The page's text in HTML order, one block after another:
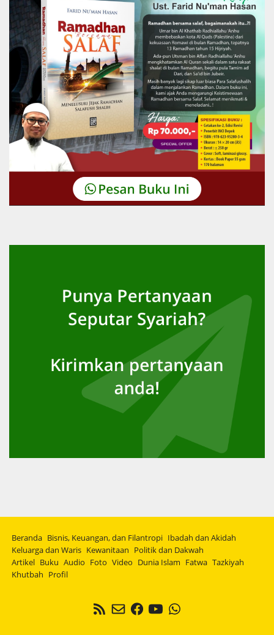
Beranda Bisnis, Keuangan, dan Filantropi Ibadah dan Akidah
Keluarga dan Waris Kewanitaan Politik dan Dakwah
Artikel Buku Audio Foto Video Dunia Islam Fatwa Tazkiyah
Khutbah Profil